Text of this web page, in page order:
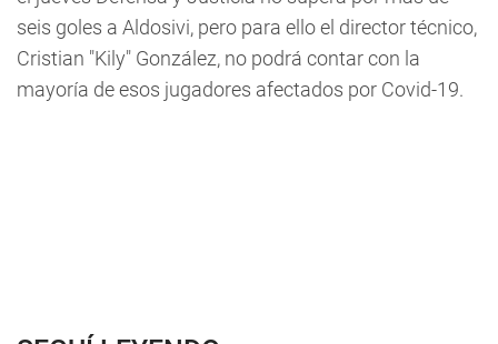
seis goles a Aldosivi, pero para ello el director técnico,
Cristian "Kily" González, no podrá contar con la
mayoría de esos jugadores afectados por Covid-19.